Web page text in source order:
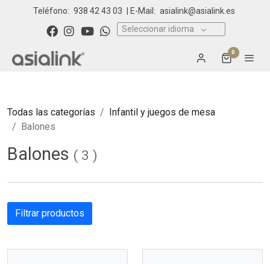
Teléfono: 938 42 43 03 | E-Mail: asialink@asialink.es
Seleccionar idioma
0
Todas las categorías
Infantil y juegos de mesa
Balones
Balones ( 3 )
Filtrar productos